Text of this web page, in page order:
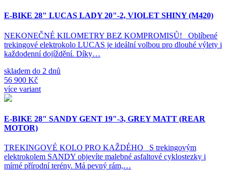
E-BIKE 28" LUCAS LADY 20"-2, VIOLET SHINY (M420)
NEKONEČNÉ KILOMETRY BEZ KOMPROMISŮ! Oblíbené
trekingové elektrokolo LUCAS je ideální volbou pro dlouhé výlety i
každodenní dojíždění. Díky…
skladem do 2 dnů
56 900 Kč
více variant
E-BIKE 28" SANDY GENT 19"-3, GREY MATT (REAR
MOTOR)
TREKINGOVÉ KOLO PRO KAŽDÉHO S trekingovým
elektrokolem SANDY objevíte malebné asfaltové cyklostezky i
mírné přírodní terény. Má pevný rám,…